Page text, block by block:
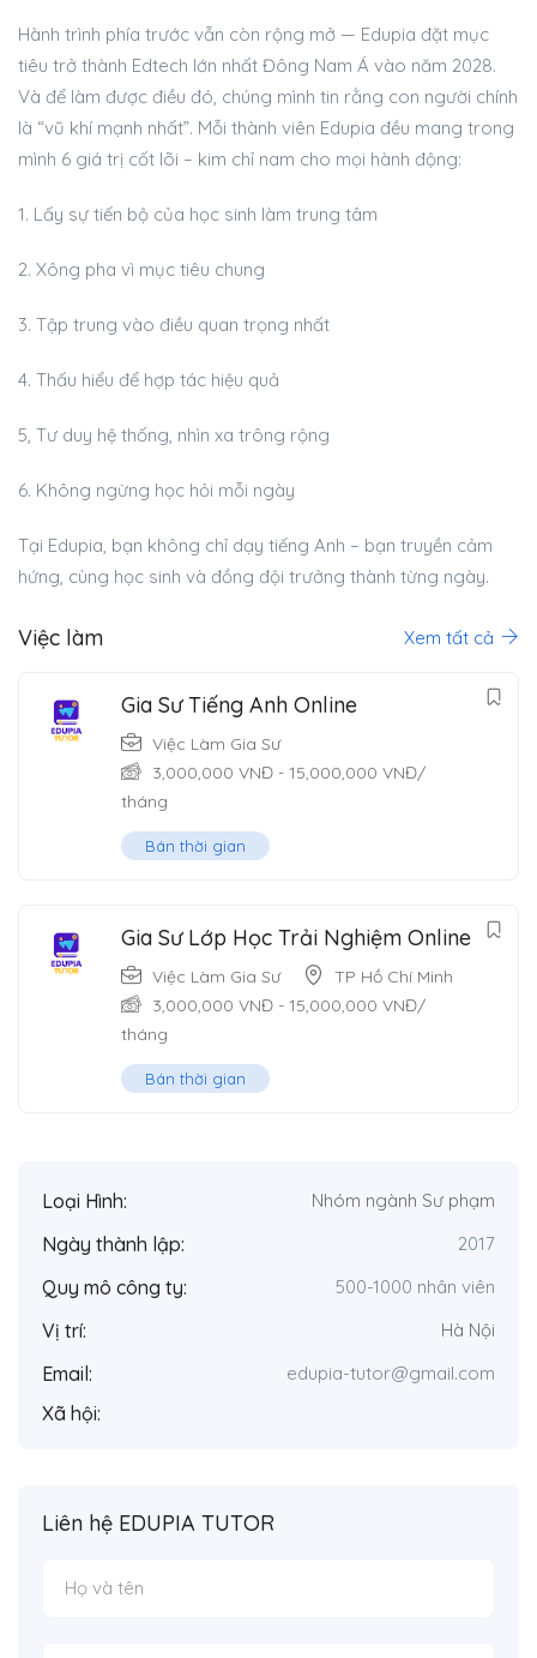
Hành trình phía trước vẫn còn rộng mở — Edupia đặt mục
tiêu trở thành Edtech lớn nhất Đông Nam Á vào năm 2028.
Và để làm được điều đó, chúng mình tin rằng con người chính
là “vũ khí mạnh nhất”. Mỗi thành viên Edupia đều mang trong
mình 6 giá trị cốt lõi – kim chỉ nam cho mọi hành động:
1. Lấy sự tiến bộ của học sinh làm trung tâm
2. Xông pha vì mục tiêu chung
3. Tập trung vào điều quan trọng nhất
4. Thấu hiểu để hợp tác hiệu quả
5, Tư duy hệ thống, nhìn xa trông rộng
6. Không ngừng học hỏi mỗi ngày
Tại Edupia, bạn không chỉ dạy tiếng Anh – bạn truyền cảm
hứng, cùng học sinh và đồng đội trưởng thành từng ngày.
Việc làm Xem tất cả
Gia Sư Tiếng Anh Online
Việc Làm Gia Sư
3,000,000 VNĐ - 15,000,000 VNĐ/
tháng
Bán thời gian
Gia Sư Lớp Học Trải Nghiệm Online
Việc Làm Gia Sư
TP Hồ Chí Minh
3,000,000 VNĐ - 15,000,000 VNĐ/
tháng
Bán thời gian
Loại Hình: Nhóm ngành Sư phạm
Ngày thành lập: 2017
Quy mô công ty: 500-1000 nhân viên
Vị trí: Hà Nội
Email: edupia-tutor@gmail.com
Xã hội:
Liên hệ EDUPIA TUTOR